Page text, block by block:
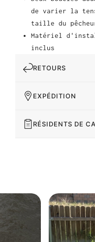
de varier la
taille du
Matériel
inclus
RETOURS
EXPÉDITION
RÉSIDENTS DE